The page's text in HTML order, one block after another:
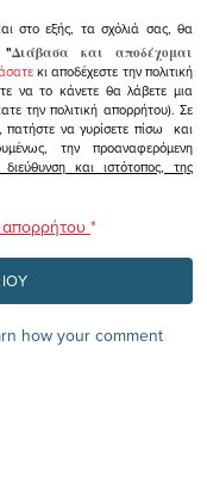
στο εξής, τα σχόλιά σας, θα
"Διάβασα και αποδέχομαι
κι αποδέχεστε την πολιτική
να το κάνετε θα λάβετε μια
την πολιτική απορρήτου). Σε
πατήστε να γυρίσετε πίσω και
την προαναφερόμενη
και ιστότοπος, της
απορρήτου *
how your comment